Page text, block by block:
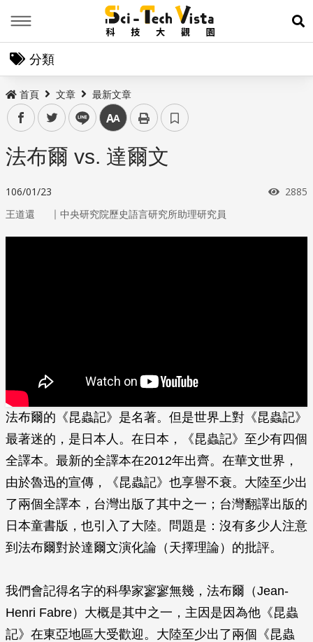
展
分類
首頁 文章 最新文章
facebooktwitter line 中
法布爾 vs. 達爾文
106/01/23 瀏覽
2885
王道還 ｜ 中央研究院歷史語言研究所助理研究員
法布爾的《昆蟲記》是名著。但是世界上對《昆蟲記》
最著迷的，是日本人。在日本，《昆蟲記》至少有四個
全譯本。最新的全譯本在2012年出齊。在華文世界，
由於魯迅的宣傳，《昆蟲記》也享譽不衰。大陸至少出
了兩個全譯本，台灣出版了其中之一；台灣翻譯出版的
日本童書版，也引入了大陸。問題是：沒有多少人注意
到法布爾對於達爾文演化論（天擇理論）的批評。
我們會記得名字的科學家寥寥無幾，法布爾（Jean-
Henri Fabre）大概是其中之一，主因是因為他《昆蟲
記》在東亞地區大受歡迎。大陸至少出了兩個《昆蟲